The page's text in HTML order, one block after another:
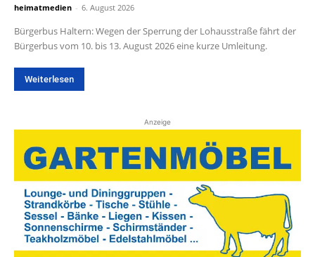
heimatmedien - 6. August 2026
Bürgerbus Haltern: Wegen der Sperrung der Lohausstraße fährt der
Bürgerbus vom 10. bis 13. August 2026 eine kurze Umleitung.
Weiterlesen
Anzeige